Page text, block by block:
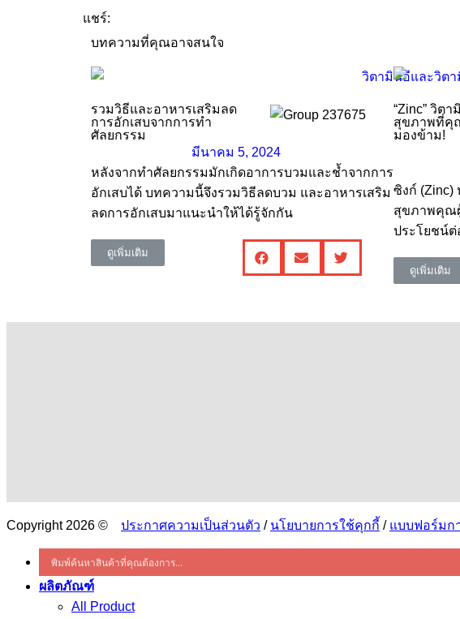
แชร์:
บทความที่คุณอาจสนใจ
รวมวิธีและอาหารเสริมลด
การอักเสบจากการทำ
ศัลยกรรม
มีนาคม 5, 2024
หลังจากทำศัลยกรรมมักเกิดอาการบวมและช้ำจากการ
อักเสบได้ บทความนี้จึงรวมวิธีลดบวม และอาหารเสริม
ลดการอักเสบมาแนะนำให้ได้รู้จักกัน
ดูเพิ่มเติม
“Zinc” วิต
สุขภาพที่คุ
มองข้าม!
ซิงก์ (Zinc)
สุขภาพคุณ
ประโยชน์
ดูเพิ่มเติม
Copyright 2026 © ประกาศความเป็นส่วนตัว / นโยบายการใช้คุกกี้ / แบบฟอร์มก
ผลิตภัณฑ์
All Product